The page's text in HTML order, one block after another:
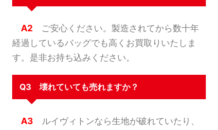
A2 ご安心ください。製造されてから数十年
経過しているバッグでも高くお買取りいたしま
す。是非お持ち込みください。
Q3 壊れていても売れますか？
A3 ルイヴィトンなら生地が破れていたり、